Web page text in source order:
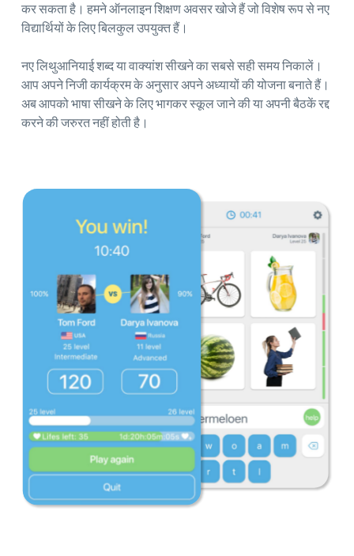
कर सकता है। हमने ऑनलाइन शिक्षण अवसर खोजे हैं जो विशेष रूप से नए
विद्यार्थियों के लिए बिलकुल उपयुक्त हैं।
नए लिथुआनियाई शब्द या वाक्यांश सीखने का सबसे सही समय निकालें।
आप अपने निजी कार्यक्रम के अनुसार अपने अध्यायों की योजना बनाते हैं।
अब आपको भाषा सीखने के लिए भागकर स्कूल जाने की या अपनी बैठकें रद्द
करने की जरुरत नहीं होती है।